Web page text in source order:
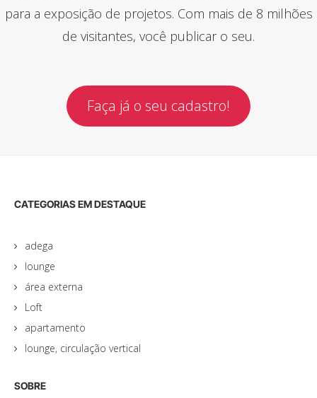
para a exposição de projetos. Com mais de 8 milhões
de visitantes, você publicar o seu.
Faça já o seu cadastro!
CATEGORIAS EM DESTAQUE
adega
lounge
área externa
Loft
apartamento
lounge, circulação vertical
SOBRE